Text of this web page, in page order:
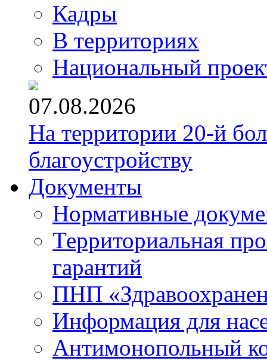
Кадры
В территориях
Национальный
07.08.2026
На территории 20-й
благоустройству
Документы
Нормативные
Территориальная
гарантий
ПНП
Информация для
Антимонопольный